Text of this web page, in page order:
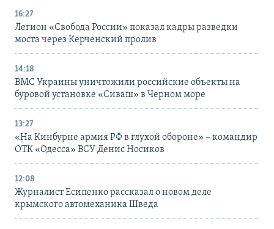
16:27
Легион «Свобода России» показал кадры разведки
моста через Керченский пролив
14:18
ВМС Украины уничтожили российские объекты на
буровой установке «Сиваш» в Черном море
13:27
«На Кинбурне армия РФ в глухой обороне» – командир
ОТК «Одесса» ВСУ Денис Носиков
12:08
Журналист Есипенко рассказал о новом деле
крымского автомеханика Шведа